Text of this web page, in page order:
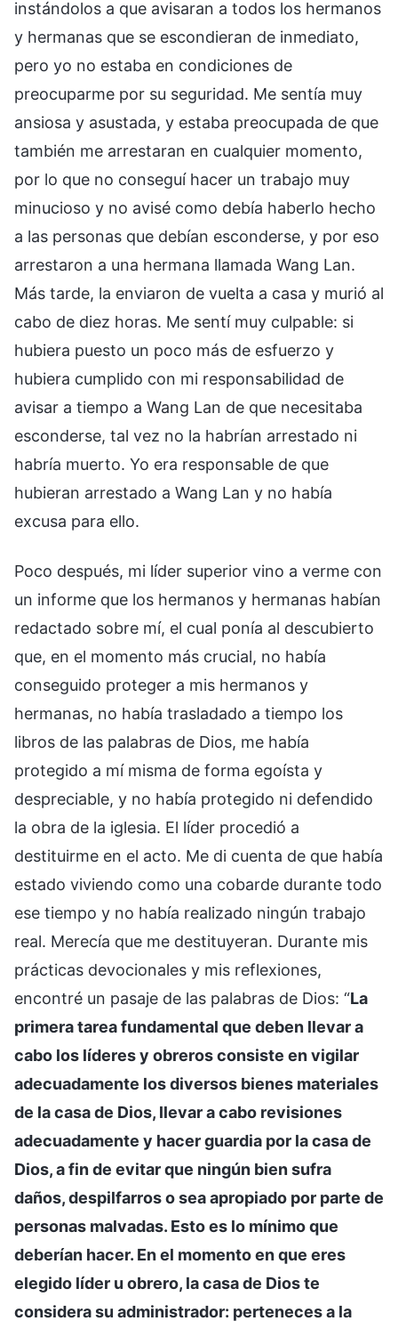
instándolos a que avisaran a todos los hermanos
y hermanas que se escondieran de inmediato,
pero yo no estaba en condiciones de
preocuparme por su seguridad. Me sentía muy
ansiosa y asustada, y estaba preocupada de que
también me arrestaran en cualquier momento,
por lo que no conseguí hacer un trabajo muy
minucioso y no avisé como debía haberlo hecho
a las personas que debían esconderse, y por eso
arrestaron a una hermana llamada Wang Lan.
Más tarde, la enviaron de vuelta a casa y murió al
cabo de diez horas. Me sentí muy culpable: si
hubiera puesto un poco más de esfuerzo y
hubiera cumplido con mi responsabilidad de
avisar a tiempo a Wang Lan de que necesitaba
esconderse, tal vez no la habrían arrestado ni
habría muerto. Yo era responsable de que
hubieran arrestado a Wang Lan y no había
excusa para ello.
Poco después, mi líder superior vino a verme con
un informe que los hermanos y hermanas habían
redactado sobre mí, el cual ponía al descubierto
que, en el momento más crucial, no había
conseguido proteger a mis hermanos y
hermanas, no había trasladado a tiempo los
libros de las palabras de Dios, me había
protegido a mí misma de forma egoísta y
despreciable, y no había protegido ni defendido
la obra de la iglesia. El líder procedió a
destituirme en el acto. Me di cuenta de que había
estado viviendo como una cobarde durante todo
ese tiempo y no había realizado ningún trabajo
real. Merecía que me destituyeran. Durante mis
prácticas devocionales y mis reflexiones,
encontré un pasaje de las palabras de Dios: “La
primera tarea fundamental que deben llevar a
cabo los líderes y obreros consiste en vigilar
adecuadamente los diversos bienes materiales
de la casa de Dios, llevar a cabo revisiones
adecuadamente y hacer guardia por la casa de
Dios, a fin de evitar que ningún bien sufra
daños, despilfarros o sea apropiado por parte de
personas malvadas. Esto es lo mínimo que
deberían hacer. En el momento en que eres
elegido líder u obrero, la casa de Dios te
considera su administrador: perteneces a la